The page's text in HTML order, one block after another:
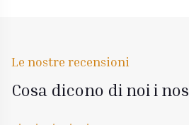
Le nostre recensioni
Cosa dicono di noi i